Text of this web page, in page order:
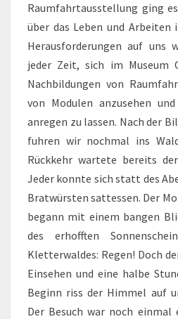
Raumfahrtausstellung ging
über das Leben und
Herausforderungen auf uns
jeder Zeit, sich im Museum
Nachbildungen von
von Modulen anzusehen
anregen zu lassen. Nach der
fuhren wir nochmal ins
Rückkehr wartete bereits
Jeder konnte sich statt des
Bratwürsten sattessen. Der
begann mit einem bangen
des erhofften
Kletterwaldes: Regen! Doch
Einsehen und eine halbe
Beginn riss der Himmel auf
Der Besuch war noch einmal